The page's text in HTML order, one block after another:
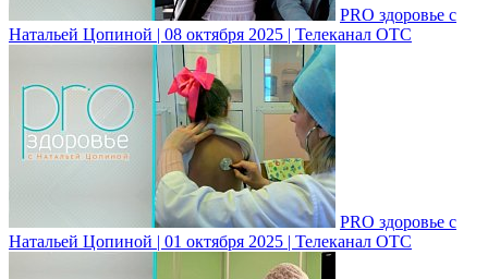
PRO здоровье с
Натальей Цопиной | 08 октября 2025 | Телеканал ОТС
PRO здоровье с
Натальей Цопиной | 01 октября 2025 | Телеканал ОТС